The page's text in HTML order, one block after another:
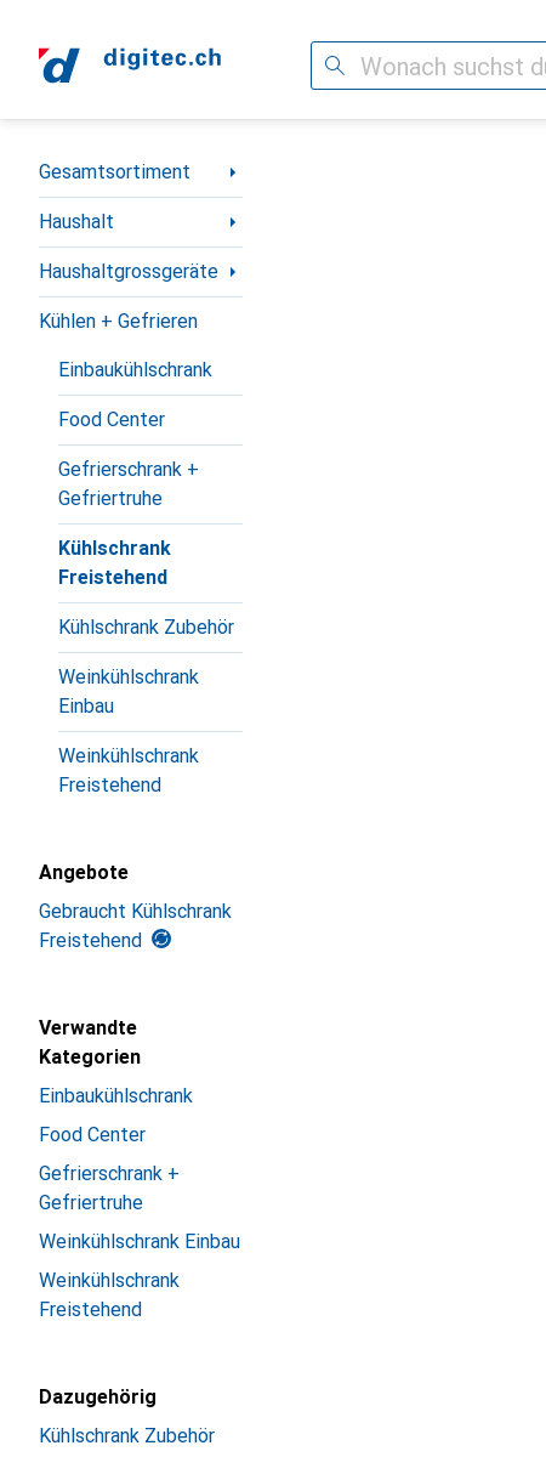
Suche
Navigation nach Kategorien
Gesamtsortiment
Haushalt
Haushaltgrossgeräte
Kühlen + Gefrieren
Einbaukühlschrank
Food Center
Gefrierschrank +
Gefriertruhe
Kühlschrank
Freistehend
Kühlschrank Zubehör
Weinkühlschrank
Einbau
Weinkühlschrank
Freistehend
Angebote
Gebraucht Kühlschrank
Freistehend
Verwandte
Kategorien
Einbaukühlschrank
Food Center
Gefrierschrank +
Gefriertruhe
Weinkühlschrank Einbau
Weinkühlschrank
Freistehend
Dazugehörig
Kühlschrank Zubehör